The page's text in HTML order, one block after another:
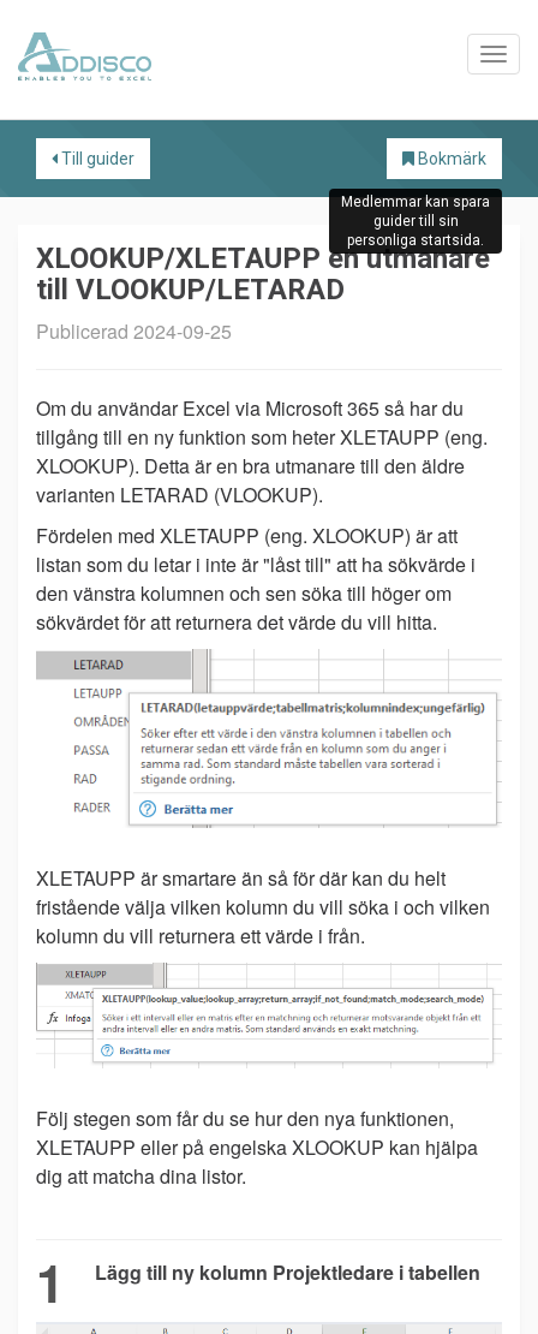
Till guider Bokmärk
Medlemmar kan spara
guider till sin
personliga startsida.
XLOOKUP/XLETAUPP en utmanare
till VLOOKUP/LETARAD
Publicerad 2024-09-25
Om du användar Excel via Microsoft 365 så har du
tillgång till en ny funktion som heter XLETAUPP (eng.
XLOOKUP). Detta är en bra utmanare till den äldre
varianten LETARAD (VLOOKUP).
Fördelen med XLETAUPP (eng. XLOOKUP) är att
listan som du letar i inte är "låst till" att ha sökvärde i
den vänstra kolumnen och sen söka till höger om
sökvärdet för att returnera det värde du vill hitta.
XLETAUPP är smartare än så för där kan du helt
fristående välja vilken kolumn du vill söka i och vilken
kolumn du vill returnera ett värde i från.
Följ stegen som får du se hur den nya funktionen,
XLETAUPP eller på engelska XLOOKUP kan hjälpa
dig att matcha dina listor.
1 Lägg till ny kolumn Projektledare i tabellen